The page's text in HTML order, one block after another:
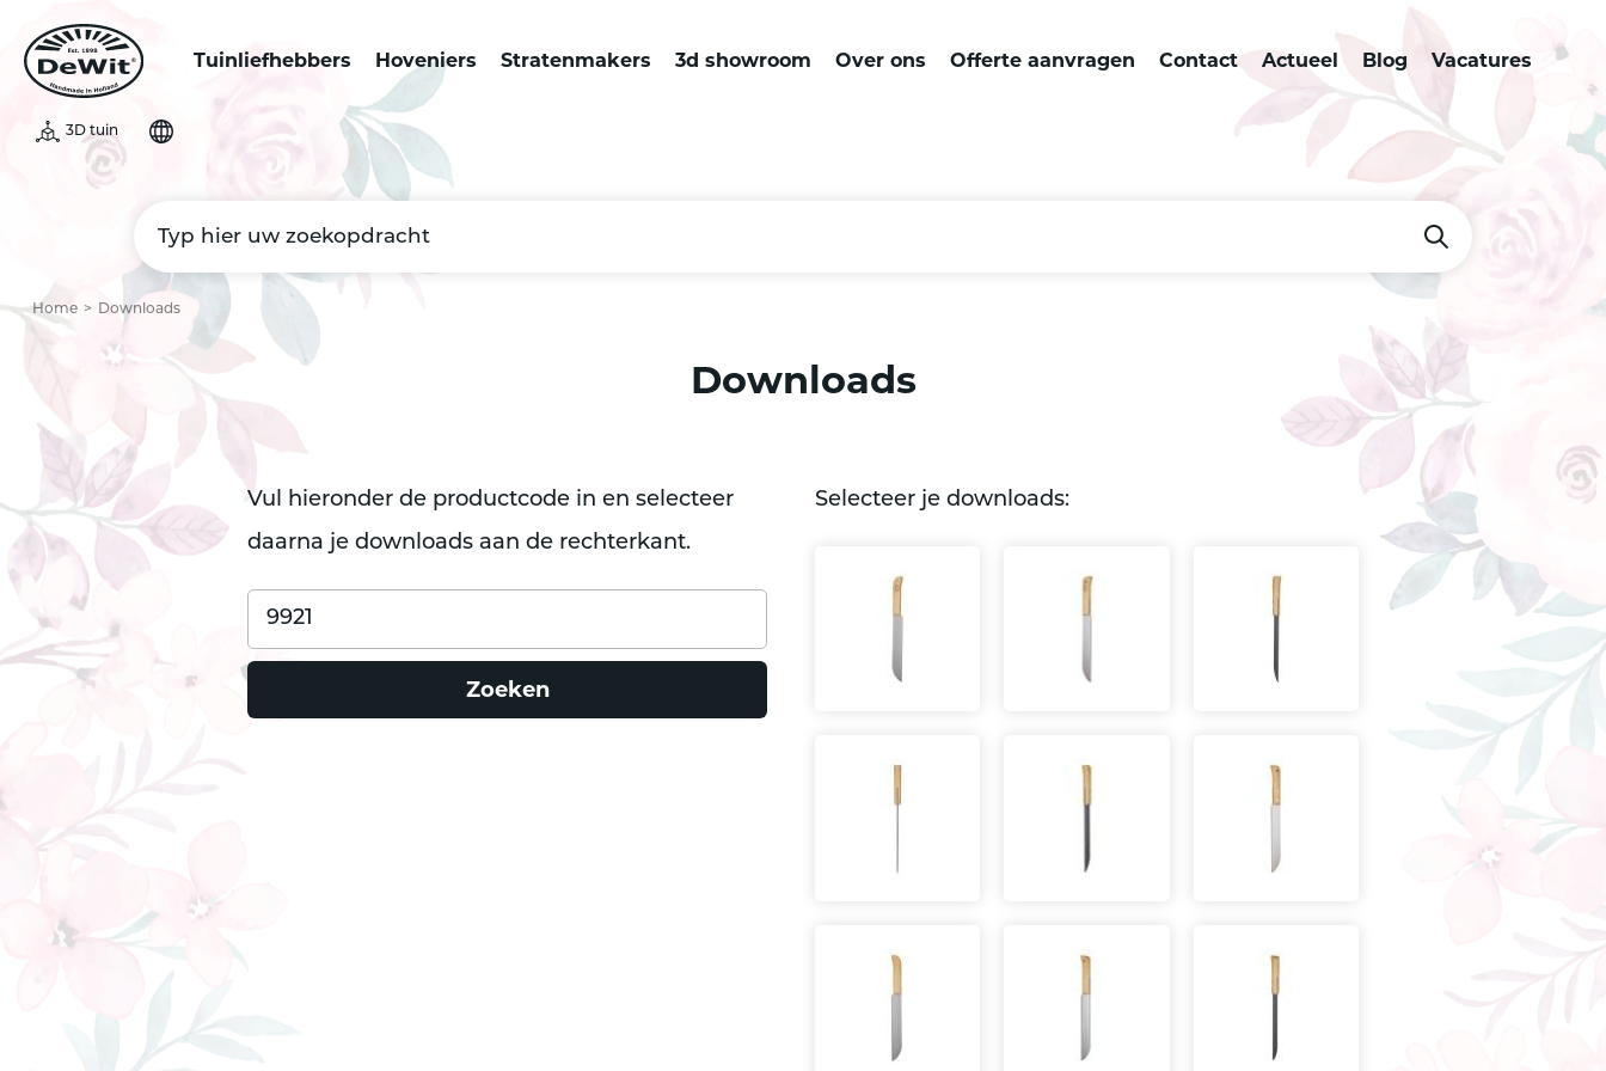
3D tuin
Tuinliefhebbers Hoveniers Stratenmakers 3d showroom Over ons Offerte aanvragen Contact Actueel Blog Vacatures
Home Downloads
Downloads
Vul hieronder de productcode in en selecteer
daarna je downloads aan de rechterkant.
Zoeken
Selecteer je downloads: